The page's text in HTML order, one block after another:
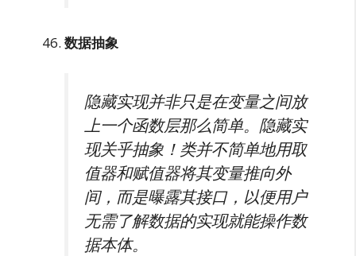
数据抽象
隐藏实现并非只是在变量之间放
上一个函数层那么简单。隐藏实
现关乎抽象！类并不简单地用取
值器和赋值器将其变量推向外
间，而是曝露其接口，以便用户
无需了解数据的实现就能操作数
据本体。